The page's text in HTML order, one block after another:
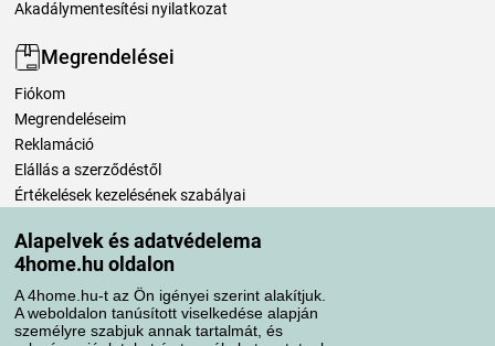
Alapelvek és adatvédelema
4home.hu oldalon
A 4home.hu-t az Ön igényei szerint alakítjuk.
A weboldalon tanúsított viselkedése alapján
személyre szabjuk annak tartalmát, és
Akadálymentesítési nyilatkozat
Megrendelései
Fiókom
Megrendeléseim
Reklamáció
Elállás a szerződéstől
Értékelések kezelésének szabályai
Szállítási módok
Fizetési módok